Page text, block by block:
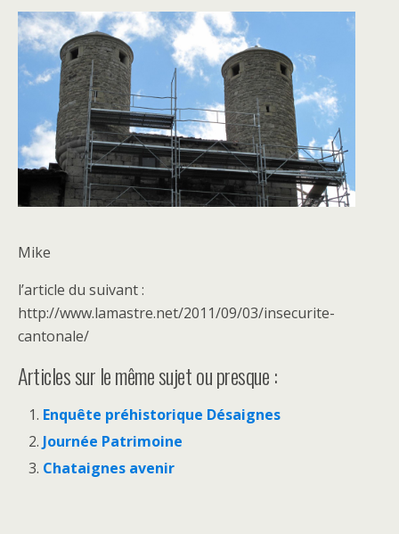
Mike
l’article du suivant :
http://www.lamastre.net/2011/09/03/insecurite-
cantonale/
Articles sur le même sujet ou presque :
Enquête préhistorique Désaignes
Journée Patrimoine
Chataignes avenir